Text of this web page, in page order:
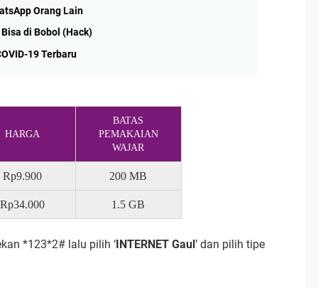
Orang Lain
di Bobol (Hack)
19 Terbaru
HARGA
BATAS
PEMAKAIAN
WAJAR
Rp9.900 200 MB
Rp34.000 1.5 GB
*123*2# lalu pilih ‘ INTERNET Gaul ’ dan pilih tipe